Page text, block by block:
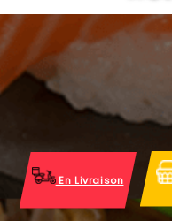
ACCUEIL
LA CARTE
VOS AVIS
MENTIONS LÉGALES
En Livraison